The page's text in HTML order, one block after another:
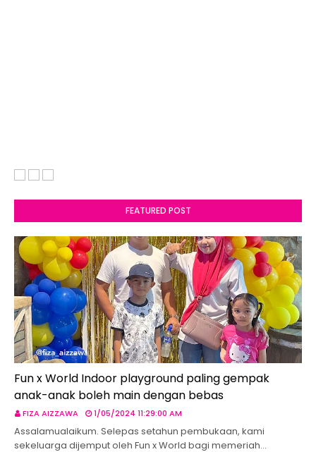
FEATURED POST
Fun x World Indoor playground paling gempak
anak-anak boleh main dengan bebas
FIZA AIZZAWA 1/05/2024 11:29:00 AM
Assalamualaikum. Selepas setahun pembukaan, kami
sekeluarga dijemput oleh Fun x World bagi memeriah…